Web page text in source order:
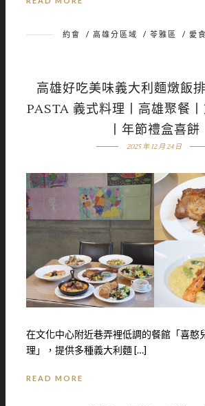
約會 / 高雄分區域 / 苓雅區 / 愛
高雄好吃美味義大利麵燉飯
PASTA 義式料理丨高雄聚餐
丨年節禮盒喜餅
2025 年 12 月 24 日
在文化中心附近巷弄裡低調的餐館「喜憨
理」，提供多種義大利麵 […]
READ MORE